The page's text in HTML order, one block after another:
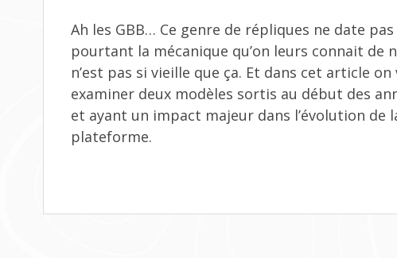
Ah les GBB… Ce genre de répliques ne date pas
pourtant la mécanique qu’on leurs connait de
n’est pas si vieille que ça. Et dans cet article on
examiner deux modèles sortis au début des
et ayant un impact majeur dans l’évolution de
plateforme.